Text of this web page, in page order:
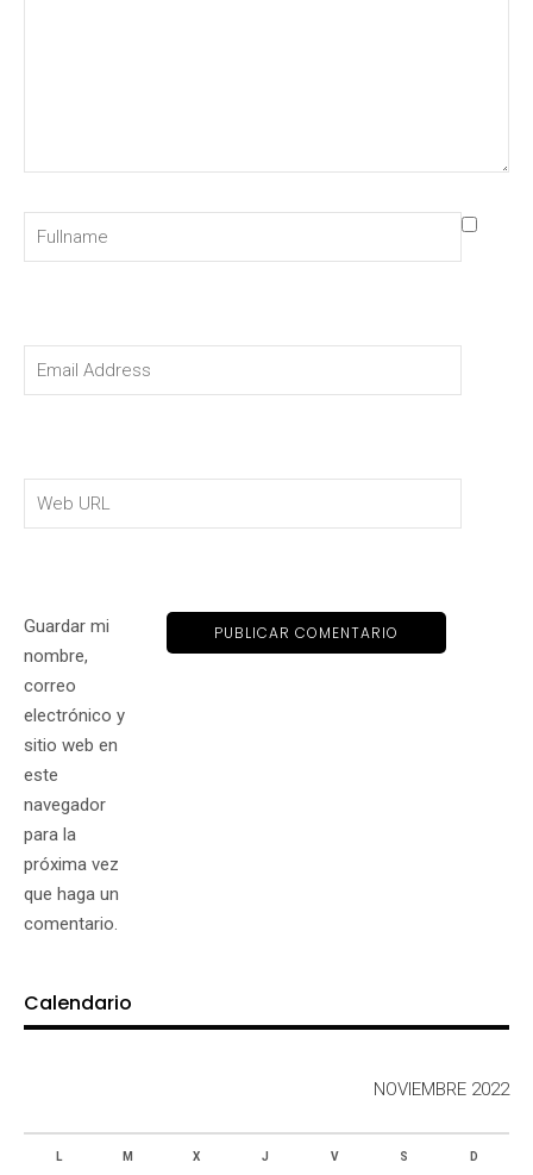
Guardar mi
nombre,
correo
electrónico y
sitio web en
este
navegador
para la
próxima vez
que haga un
comentario.
Calendario
NOVIEMBRE 2022
L M X J V S D